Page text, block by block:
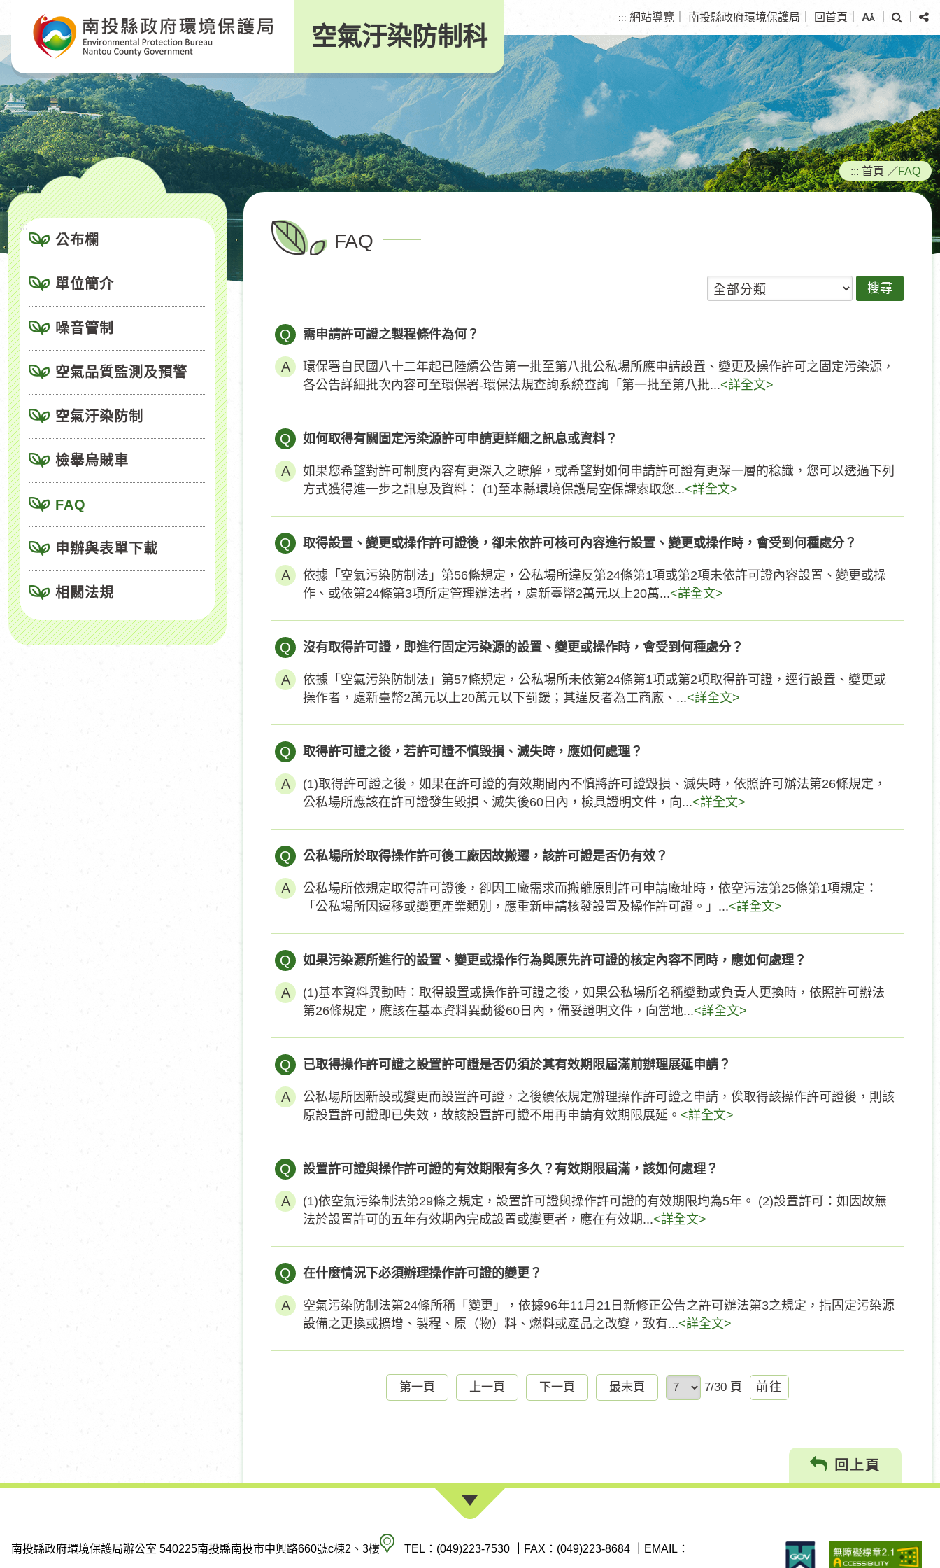
要
內
容
區
塊
空氣汙染防制科
::: 網站導覽 南投縣政府環境保護局 回首頁
尋
分
享
:::
公布欄
單位簡介
噪音管制
空氣品質監測及預警
空氣汙染防制
檢舉烏賊車
FAQ
申辦與表單下載
相關法規
::: 首頁 ／FAQ
FAQ
Q 需申請許可證之製程條件為何？
環保署自民國八十二年起已陸續公告第一批至第八批公私場所應申請設置、變更及操作許可之固定污染源，
各公告詳細批次內容可至環保署-環保法規查詢系統查詢「第一批至第八批...<詳全文>
Q 如何取得有關固定污染源許可申請更詳細之訊息或資料？
如果您希望對許可制度內容有更深入之瞭解，或希望對如何申請許可證有更深一層的稔識，您可以透過下列
方式獲得進一步之訊息及資料： (1)至本縣環境保護局空保課索取您...<詳全文>
Q 取得設置、變更或操作許可證後，卻未依許可核可內容進行設置、變更或操作時，會受到何種處分？
依據「空氣污染防制法」第56條規定，公私場所違反第24條第1項或第2項未依許可證內容設置、變更或操
作、或依第24條第3項所定管理辦法者，處新臺幣2萬元以上20萬...<詳全文>
Q 沒有取得許可證，即進行固定污染源的設置、變更或操作時，會受到何種處分？
依據「空氣污染防制法」第57條規定，公私場所未依第24條第1項或第2項取得許可證，逕行設置、變更或
操作者，處新臺幣2萬元以上20萬元以下罰鍰；其違反者為工商廠、...<詳全文>
Q 取得許可證之後，若許可證不慎毀損、滅失時，應如何處理？
(1)取得許可證之後，如果在許可證的有效期間內不慎將許可證毀損、滅失時，依照許可辦法第26條規定，
公私場所應該在許可證發生毀損、滅失後60日內，檢具證明文件，向...<詳全文>
Q 公私場所於取得操作許可後工廠因故搬遷，該許可證是否仍有效？
公私場所依規定取得許可證後，卻因工廠需求而搬離原則許可申請廠址時，依空污法第25條第1項規定：
「公私場所因遷移或變更產業類別，應重新申請核發設置及操作許可證。」...<詳全文>
Q 如果污染源所進行的設置、變更或操作行為與原先許可證的核定內容不同時，應如何處理？
(1)基本資料異動時：取得設置或操作許可證之後，如果公私場所名稱變動或負責人更換時，依照許可辦法
第26條規定，應該在基本資料異動後60日內，備妥證明文件，向當地...<詳全文>
Q 已取得操作許可證之設置許可證是否仍須於其有效期限屆滿前辦理展延申請？
公私場所因新設或變更而設置許可證，之後續依規定辦理操作許可證之申請，俟取得該操作許可證後，則該
原設置許可證即已失效，故該設置許可證不用再申請有效期限展延。 <詳全文>
Q 設置許可證與操作許可證的有效期限有多久？有效期限屆滿，該如何處理？
(1)依空氣污染制法第29條之規定，設置許可證與操作許可證的有效期限均為5年。 (2)設置許可：如因故無
法於設置許可的五年有效期內完成設置或變更者，應在有效期...<詳全文>
Q 在什麼情況下必須辦理操作許可證的變更？
空氣污染防制法第24條所稱「變更」，依據96年11月21日新修正公告之許可辦法第3之規定，指固定污染源
設備之更換或擴增、製程、原（物）料、燃料或產品之改變，致有...<詳全文>
第一頁 上一頁 下一頁 最末頁 7/30 頁
前
往
回上頁
南投縣政府環境保護局辦公室 540225南投縣南投市中興路660號c棟2、3樓南 TEL：(049)223-7530 FAX：(049)223-8684 EMAIL：